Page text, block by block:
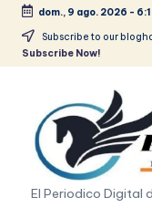
Saltar
dom., 9 ago. 2026 -
Subscribe to our
Subscribe Now!
p
El Periodico Digital